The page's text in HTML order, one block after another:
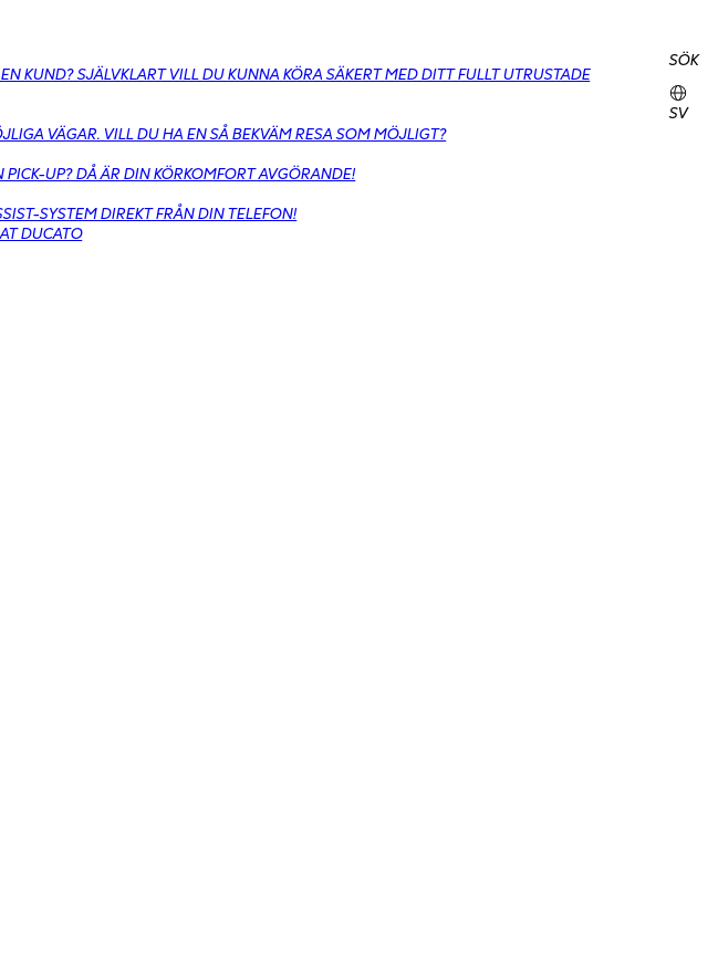
KUND? SJÄLVKLART VILL DU KUNNA KÖRA SÄKERT MED DITT FULLT UTRUSTADE
VÄGAR. VILL DU HA EN SÅ BEKVÄM RESA SOM MÖJLIGT?
UP? DÅ ÄR DIN KÖRKOMFORT AVGÖRANDE!
SYSTEM DIREKT FRÅN DIN TELEFON!
DUCATO
SÖK
SV